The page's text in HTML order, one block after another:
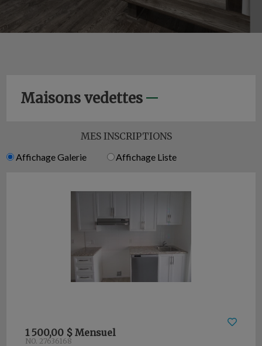
Maisons vedettes
MES INSCRIPTIONS
Affichage Galerie Affichage Liste
1 500,00 $ Mensuel
NO. 27636168